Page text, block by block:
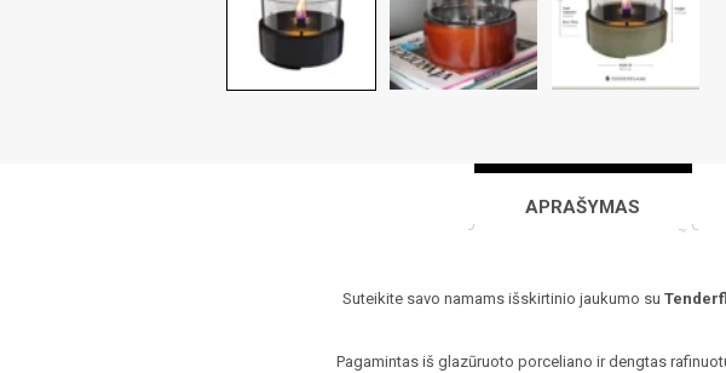
APRAŠYMAS
Suteikite savo namams išskirtinio jaukumo su
Pagamintas iš glazūruoto porceliano ir dengtas